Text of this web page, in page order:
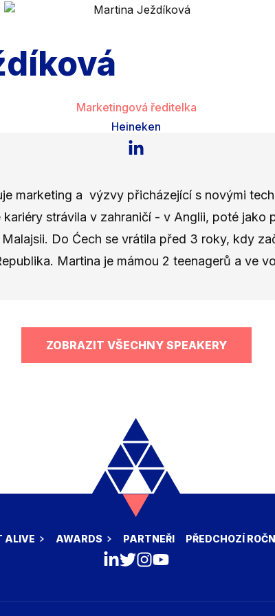
Marketingová ředitelka
Heineken
LinkedIn
marketing a výzvy přicházející s novými
strávila v zahraničí - v Anglii, poté jako
Do Ćech se vrátila před 3 roky, kdy
Martina je mámou 2 teenagerů a ve
ZOBRAZIT VŠECHNY SPEAKERY
ALIVE AWARDS PARTNEŘI PŘEDCHOZÍ